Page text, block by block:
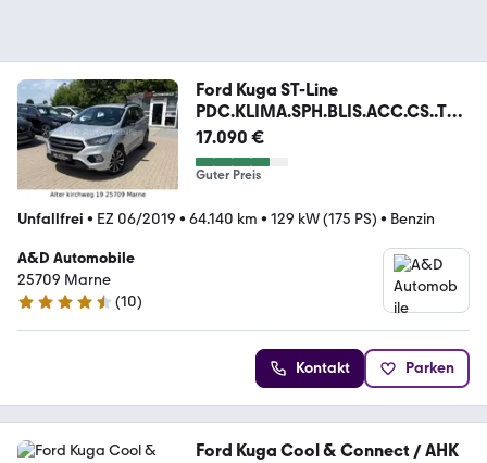
Ford Kuga ST-Line
PDC.KLIMA.SPH.BLIS.ACC.CS..TÜV
NEU
17.090 €
Guter Preis
Unfallfrei • EZ 06/2019 • 64.140 km • 129 kW (175 PS) • Benzin
A&D Automobile
25709 Marne
4.4 Sterne
(10)
Kontakt Parken
Ford Kuga Cool & Connect / AHK